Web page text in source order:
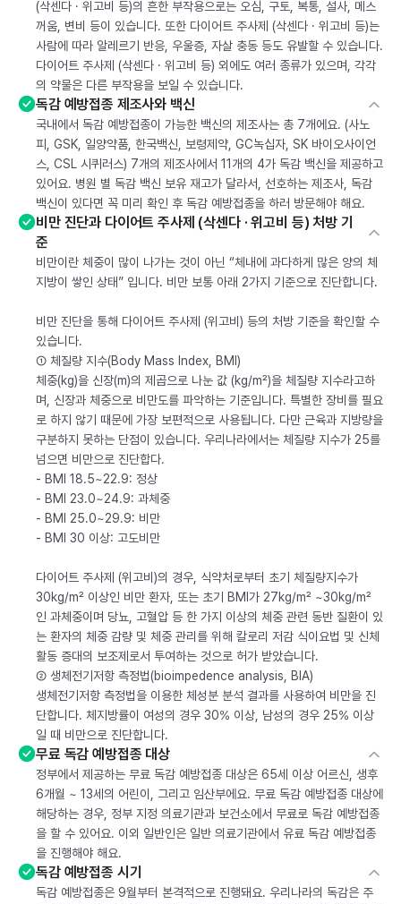
(삭센다 · 위고비 등)의 흔한 부작용으로는 오심, 구토, 복통, 설사, 메스
꺼움, 변비 등이 있습니다. 또한 다이어트 주사제 (삭센다 · 위고비 등)는
사람에 따라 알레르기 반응, 우울증, 자살 충동 등도 유발할 수 있습니다.
다이어트 주사제 (삭센다 · 위고비 등) 외에도 여러 종류가 있으며, 각각
의 약물은 다른 부작용을 보일 수 있습니다.
독감 예방접종 제조사와 백신
국내에서 독감 예방접종이 가능한 백신의 제조사는 총 7개에요. (사노
피, GSK, 일양약품, 한국백신, 보령제약, GC녹십자, SK 바이오사이언
스, CSL 시퀴러스) 7개의 제조사에서 11개의 4가 독감 백신을 제공하고
있어요. 병원 별 독감 백신 보유 재고가 달라서, 선호하는 제조사, 독감
백신이 있다면 꼭 미리 확인 후 독감 예방접종을 하러 방문해야 해요.
비만 진단과 다이어트 주사제 (삭센다 · 위고비 등) 처방 기
준
비만이란 체중이 많이 나가는 것이 아닌 “체내에 과다하게 많은 양의 체
지방이 쌓인 상태” 입니다. 비만 보통 아래 2가지 기준으로 진단합니다.
비만 진단을 통해 다이어트 주사제 (위고비) 등의 처방 기준을 확인할 수
있습니다.
① 체질량 지수(Body Mass Index, BMI)
체중(kg)을 신장(m)의 제곱으로 나눈 값 (kg/m²)을 체질량 지수라고하
며, 신장과 체중으로 비만도를 파악하는 기준입니다. 특별한 장비를 필요
로 하지 않기 때문에 가장 보편적으로 사용됩니다. 다만 근육과 지방량을
구분하지 못하는 단점이 있습니다. 우리나라에서는 체질량 지수가 25를
넘으면 비만으로 진단합다.
- BMI 18.5~22.9: 정상
- BMI 23.0~24.9: 과체중
- BMI 25.0~29.9: 비만
- BMI 30 이상: 고도비만
다이어트 주사제 (위고비)의 경우, 식약처로부터 초기 체질량지수가
30kg/m² 이상인 비만 환자, 또는 초기 BMI가 27kg/m² ~30kg/m²
인 과체중이며 당뇨, 고혈압 등 한 가지 이상의 체중 관련 동반 질환이 있
는 환자의 체중 감량 및 체중 관리를 위해 칼로리 저감 식이요법 및 신체
활동 증대의 보조제로서 투여하는 것으로 허가 받았습니다.
② 생체전기저항 측정법(bioimpedence analysis, BIA)
생체전기저항 측정법을 이용한 체성분 분석 결과를 사용하여 비만을 진
단합니다. 체지방률이 여성의 경우 30% 이상, 남성의 경우 25% 이상
일 때 비만으로 진단합니다.
무료 독감 예방접종 대상
정부에서 제공하는 무료 독감 예방접종 대상은 65세 이상 어르신, 생후
6개월 ~ 13세의 어린이, 그리고 임산부에요. 무료 독감 예방접종 대상에
해당하는 경우, 정부 지정 의료기관과 보건소에서 무료로 독감 예방접종
을 할 수 있어요. 이외 일반인은 일반 의료기관에서 유료 독감 예방접종
을 진행해야 해요.
독감 예방접종 시기
독감 예방접종은 9월부터 본격적으로 진행돼요. 우리나라의 독감은 주